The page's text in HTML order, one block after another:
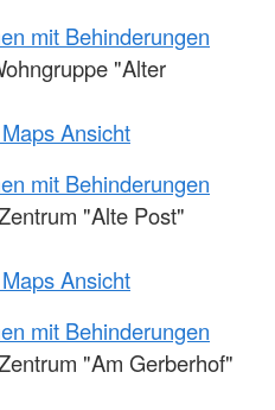
mit Behinderungen
"Alter
Ansicht
mit Behinderungen
"Alte Post"
Ansicht
mit Behinderungen
"Am Gerberhof"